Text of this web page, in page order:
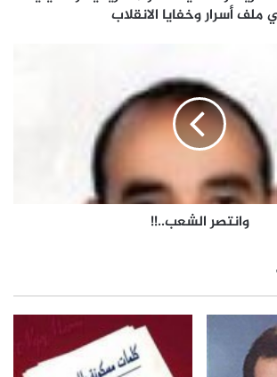
ملف أسرار وخفايا الانقلاب
وانتصر الشعب..!!